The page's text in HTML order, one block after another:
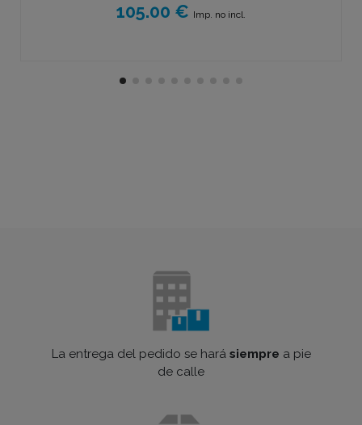
105.00 € Imp. no incl.
La entrega del pedido se hará siempre a pie
de calle